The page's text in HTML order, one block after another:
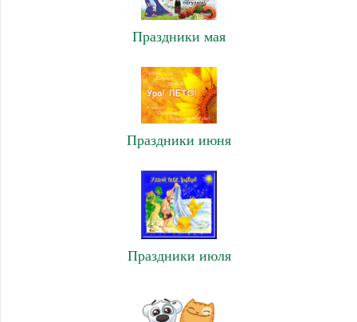
Праздники мая
Праздники июня
Праздники июля